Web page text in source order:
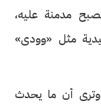
مدمنة عليه،
مثل «وودى»
وترى أن ما يحدث